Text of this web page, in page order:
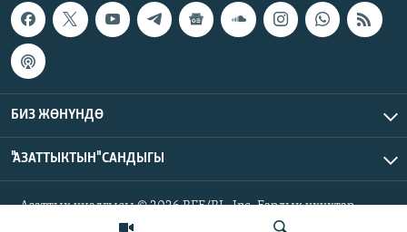
БИЗ ЖӨНҮНДӨ
"АЗАТТЫКТЫН" САНДЫГЫ
Азаттык үналгысы © 2026 RFE/RL, Inc. Бардык укуктар